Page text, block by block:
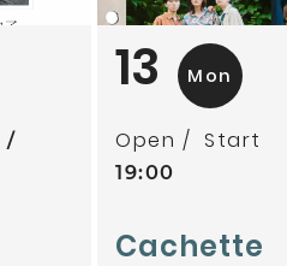
13 Mon
Open Start
19:00
Cachette